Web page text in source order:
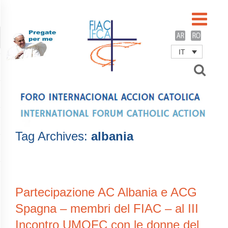
IT
Tag Archives: albania
Partecipazione AC Albania e ACG
Spagna – membri del FIAC – al III
Incontro UMOFC con le donne del
Password